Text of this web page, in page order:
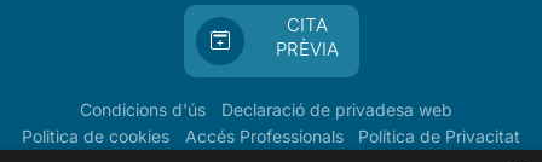
CITA
PRÈVIA
Condicions d'ús
Declaració de privadesa web
Politica de cookies
Accés Professionals Política de Privacitat